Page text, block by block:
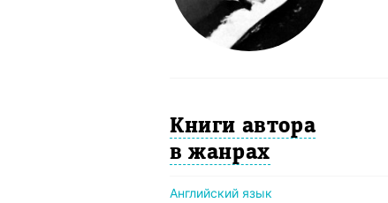
Книги автора
в жанрах
Английский язык